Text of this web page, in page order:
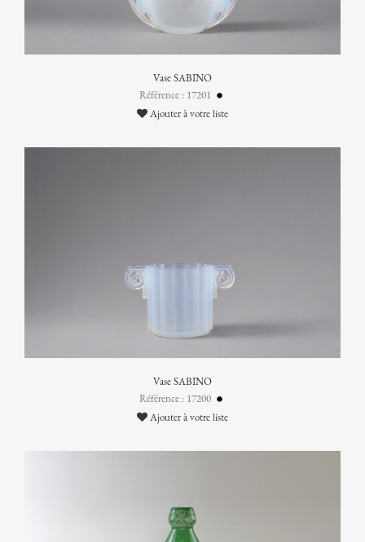
Vase SABINO
Référence : 17201
Ajouter à votre liste
Vase SABINO
Référence : 17200
Ajouter à votre liste